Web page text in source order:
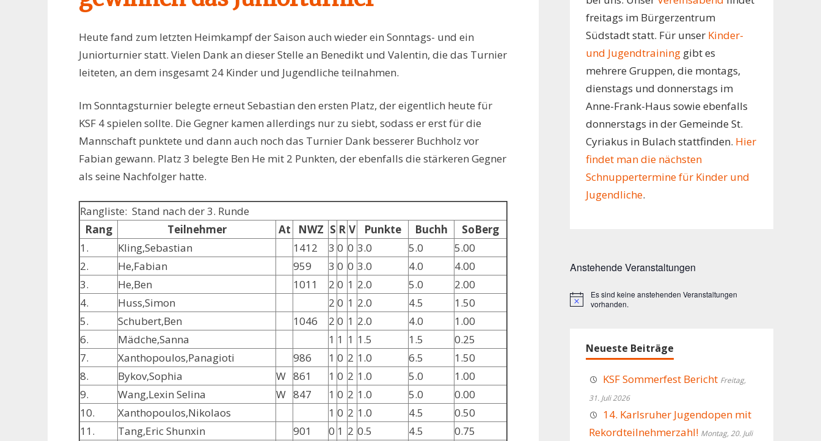
Heute fand zum letzten Heimkampf der Saison auch wieder ein Sonntags- und ein
Juniorturnier statt. Vielen Dank an dieser Stelle an Benedikt und Valentin, die das Turnier
leiteten, an dem insgesamt 24 Kinder und Jugendliche teilnahmen.
Im Sonntagsturnier belegte erneut Sebastian den ersten Platz, der eigentlich heute für
KSF 4 spielen sollte. Die Gegner kamen allerdings nur zu siebt, sodass er erst für die
Mannschaft punktete und dann auch noch das Turnier Dank besserer Buchholz vor
Fabian gewann. Platz 3 belegte Ben He mit 2 Punkten, der ebenfalls die stärkeren Gegner
als seine Nachfolger hatte.
Rangliste: Stand nach der 3. Runde
Rang
Teilnehmer At NWZ S R V Punkte Buchh
SoBerg
1.
Kling,Sebastian 1412 3 0 0 3.0 5.0
5.00
2.
He,Fabian 959 3 0 0 3.0 4.0
4.00
3.
He,Ben 1011 2 0 1 2.0 5.0
2.00
4.
Huss,Simon 2 0 1 2.0 4.5
1.50
5.
Schubert,Ben 1046 2 0 1 2.0 4.0
1.00
6.
Mädche,Sanna 1 1 1 1.5 1.5
0.25
7.
Xanthopoulos,Panagioti 986 1 0 2 1.0 6.5
1.50
8.
Bykov,Sophia W 861 1 0 2 1.0 5.0
1.00
9.
Wang,Lexin Selina W 847 1 0 2 1.0 5.0
0.00
10.
Xanthopoulos,Nikolaos 1 0 2 1.0 4.5
0.50
11.
Tang,Eric Shunxin 901 0 1 2 0.5 4.5
0.75
freitags im Bürgerzentrum
Südstadt statt. Für unser Kinder-
und Jugendtraininggibt es
mehrere Gruppen, die montags,
dienstags und donnerstags im
Anne-Frank-Haus sowie ebenfalls
donnerstags in der Gemeinde St.
Cyriakus in Bulach stattfinden. Hier
findet man die nächsten
Schnuppertermine für Kinder und
Jugendliche.
Anstehende Veranstaltungen
Hinweis
Es sind keine anstehenden Veranstaltungen
vorhanden.
Neueste Beiträge
KSF Sommerfest Bericht Freitag,
31. Juli 2026
14. Karlsruher Jugendopen mit
Rekordteilnehmerzahl! Montag, 20. Juli